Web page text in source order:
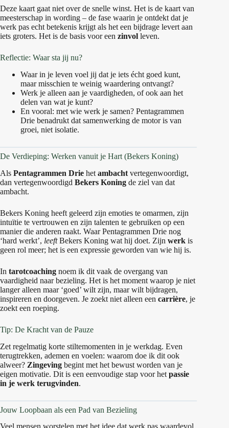
Deze kaart gaat niet over de snelle winst. Het is de kaart van
meesterschap in wording – de fase waarin je ontdekt dat je
werk pas echt betekenis krijgt als het een bijdrage levert aan
iets groters. Het is de basis voor een zinvol leven.
Reflectie: Waar sta jij nu?
Waar in je leven voel jij dat je iets écht goed kunt,
maar misschien te weinig waardering ontvangt?
Werk je alleen aan je vaardigheden, of ook aan het
delen van wat je kunt?
En vooral: met wie werk je samen? Pentagrammen
Drie benadrukt dat samenwerking de motor is van
groei, niet isolatie.
De Verdieping: Werken vanuit je Hart (Bekers Koning)
Als Pentagrammen Drie het ambacht vertegenwoordigt,
dan vertegenwoordigd Bekers Koning de ziel van dat
ambacht.
Bekers Koning heeft geleerd zijn emoties te omarmen, zijn
intuïtie te vertrouwen en zijn talenten te gebruiken op een
manier die anderen raakt. Waar Pentagrammen Drie nog
‘hard werkt’, leeftBekers Koning wat hij doet. Zijn werk is
geen rol meer; het is een expressie geworden van wie hij is.
In tarotcoaching noem ik dit vaak de overgang van
vaardigheid naar bezieling. Het is het moment waarop je niet
langer alleen maar ‘goed’ wilt zijn, maar wilt bijdragen,
inspireren en doorgeven. Je zoekt niet alleen een carrière, je
zoekt een roeping.
Tip: De Kracht van de Pauze
Zet regelmatig korte stiltemomenten in je werkdag. Even
terugtrekken, ademen en voelen: waarom doe ik dit ook
alweer? Zingeving begint met het bewust worden van je
eigen motivatie. Dit is een eenvoudige stap voor het passie
in je werk terugvinden.
Jouw Loopbaan als een Pad van Bezieling